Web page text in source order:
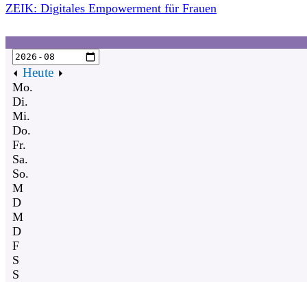
ZEIK: Digitales Empowerment für Frauen
Heute
Mo.
Di.
Mi.
Do.
Fr.
Sa.
So.
M
D
M
D
F
S
S